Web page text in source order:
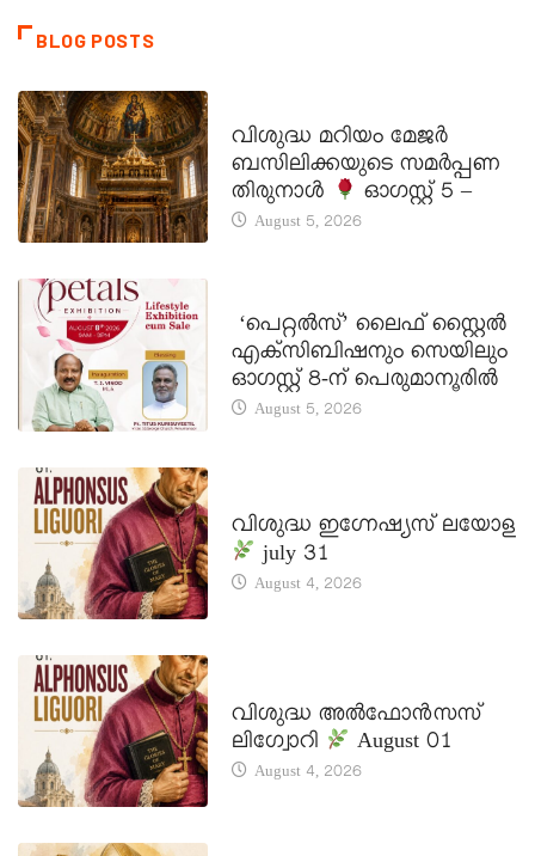
BLOG POSTS
വിശുദ്ധ മറിയം മേജർ
ബസിലിക്കയുടെ സമർപ്പണ
തിരുനാൾ
ഓഗസ്റ്റ് 5 –
August 5, 2026
‘പെറ്റൽസ്’ ലൈഫ് സ്റ്റൈൽ
എക്സിബിഷനും സെയിലും
ഓഗസ്റ്റ് 8-ന് പെരുമാനൂരിൽ
August 5, 2026
വിശുദ്ധ ഇഗ്നേഷ്യസ് ലയോള
july 31
August 4, 2026
വിശുദ്ധ അൽഫോൻസസ്
ലിഗ്വോറി
August 01
August 4, 2026